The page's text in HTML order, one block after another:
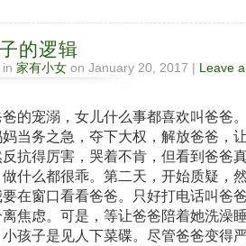
的逻辑
家有小女 on January 20, 2017 | Leave
爸的宠溺，女儿什么事都喜欢叫爸爸
妈当务之急，夺下大权，解放爸爸，
抗得厉害，哭着不肯，但看到爸爸
什么都很乖。第二天，开始质疑，
要在窗口看看爸爸。只好打电话叫爸
焦虑。可是，等让爸爸陪着她洗澡
孩子是见人下菜碟。尽管爸爸变得